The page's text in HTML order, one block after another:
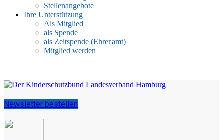
Stellenangebote
Ihre Unterstützung
Als Mitglied
als Spende
als Zeitspende (Ehrenamt)
Mitglied werden
Newsletter bestellen